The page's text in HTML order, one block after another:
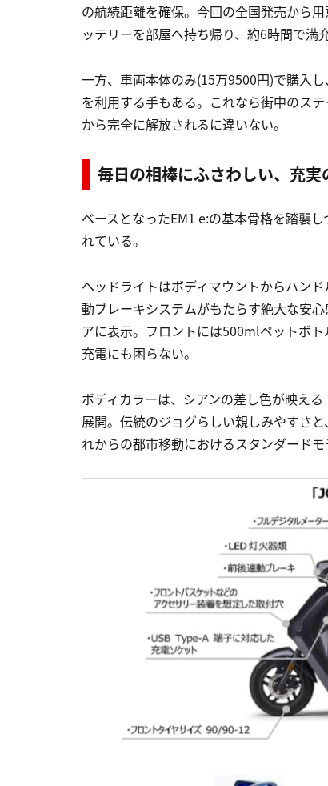
の航続距離を確保。今回の全国発売から
ッテリーを部屋へ持ち帰り、約6時間で満
一方、車両本体のみ(15万9500円)で購入
を利用する手もある。これなら街中のス
から完全に解放されるに違いない。
毎日の相棒にふさわしい、充実
ベースとなったEM1 e:の基本骨格を踏襲
れている。
ヘッドライトはボディマウントからハン
動ブレーキシステムがもたらす絶大な安
アに表示。フロントには500mlペットボ
充電にも困らない。
ボディカラーは、シアンの差し色が映え
展開。伝統のジョグらしい親しみやすさ
れからの都市移動におけるスタンダードモ